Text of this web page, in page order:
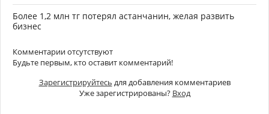
Более 1,2 млн тг потерял астанчанин, желая развить
бизнес
Комментарии отсутствуют
Будьте первым, кто оставит комментарий!
Зарегистрируйтесь для добавления комментариев
Уже зарегистрированы? Вход